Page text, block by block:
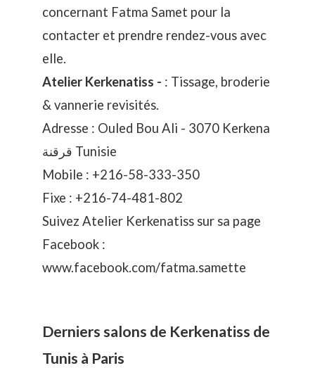
concernant Fatma Samet pour la
contacter et prendre rendez-vous avec
elle.
Atelier Kerkenatiss - : Tissage, broderie
& vannerie revisités.
Adresse : Ouled Bou Ali - 3070 Kerkena
قرقنة Tunisie
Mobile : +216-58-333-350
Fixe : +216-74-481-802
Suivez Atelier Kerkenatiss sur sa page
Facebook :
www.facebook.com/fatma.samette
Derniers salons de Kerkenatiss de
Tunis à Paris